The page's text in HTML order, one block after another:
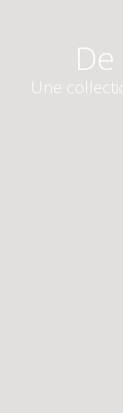
Une